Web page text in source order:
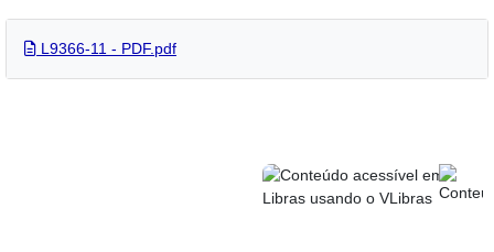
L9366-11 - PDF.pdf